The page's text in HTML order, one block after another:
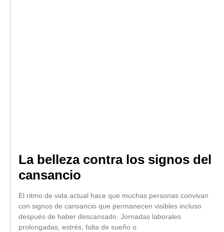
La belleza contra los signos del
cansancio
El ritmo de vida actual hace que muchas personas convivan
con signos de cansancio que permanecen visibles incluso
después de haber descansado. Jornadas laborales
prolongadas, estrés, falta de sueño o